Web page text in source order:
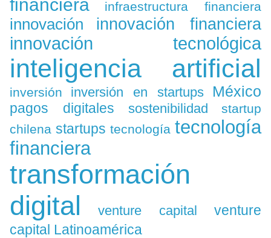
financiera
infraestructura financiera
innovación innovación financiera
innovación tecnológica
inteligencia artificial
inversión inversión en startups México
pagos digitales sostenibilidad
startup
chilena startups tecnología tecnología
financiera
transformación
digital
venture capital
venture
capital Latinoamérica